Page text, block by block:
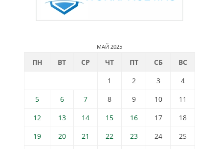
МАЙ 2025
ПН ВТ СР ЧТ ПТ СБ
ВС
1
2 3
4
5
6 7 8 9 10
11
12
13 14 15 16 17
18
19
20 21 22 23 24
25